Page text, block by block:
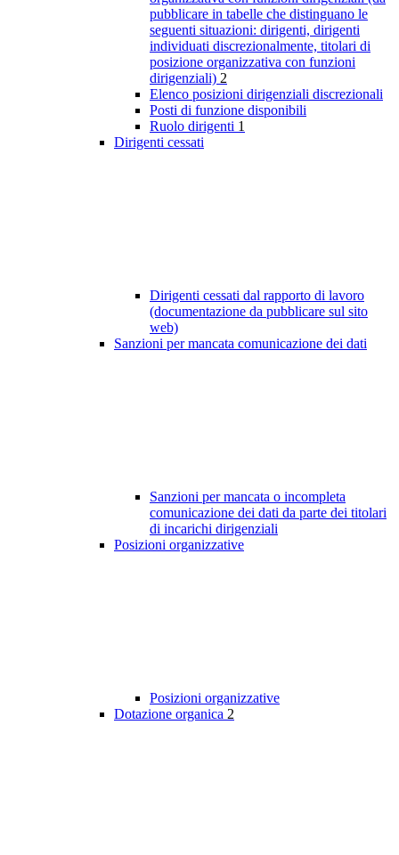
pubblicare in tabelle che distinguano le
seguenti situazioni: dirigenti, dirigenti
individuati discrezionalmente, titolari di
posizione organizzativa con funzioni
dirigenziali) 2
Elenco posizioni dirigenziali discrezionali
Posti di funzione disponibili
Ruolo dirigenti 1
Dirigenti cessati
Dirigenti cessati dal rapporto di lavoro
(documentazione da pubblicare sul sito
web)
Sanzioni per mancata comunicazione dei dati
Sanzioni per mancata o incompleta
comunicazione dei dati da parte dei titolari
di incarichi dirigenziali
Posizioni organizzative
Posizioni organizzative
Dotazione organica 2